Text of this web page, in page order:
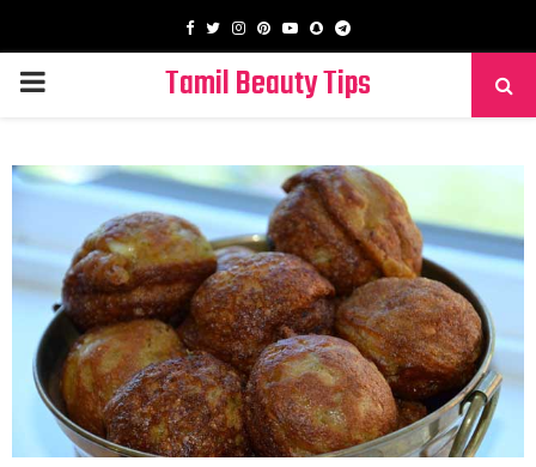
Facebook
TwitterInstagram
PinterestYoutube
SnapchatTelegram
PRIMARY
Tamil Beauty Tips